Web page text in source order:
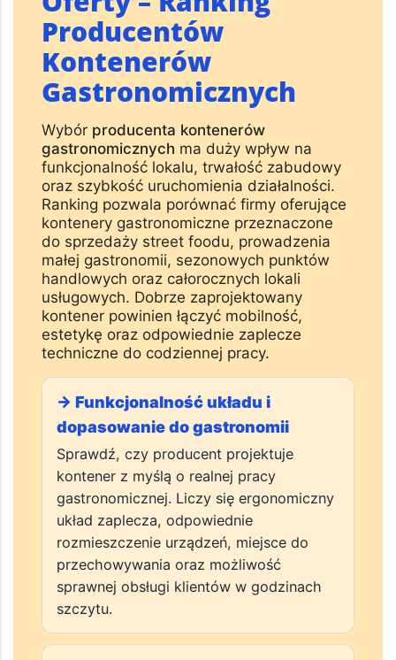
Producentów
Kontenerów
Gastronomicznych
Wybór producenta kontenerów
gastronomicznych ma duży wpływ na
funkcjonalność lokalu, trwałość zabudowy
oraz szybkość uruchomienia działalności.
Ranking pozwala porównać firmy oferujące
kontenery gastronomiczne przeznaczone
do sprzedaży street foodu, prowadzenia
małej gastronomii, sezonowych punktów
handlowych oraz całorocznych lokali
usługowych. Dobrze zaprojektowany
kontener powinien łączyć mobilność,
estetykę oraz odpowiednie zaplecze
techniczne do codziennej pracy.
→ Funkcjonalność układu i
dopasowanie do gastronomii
Sprawdź, czy producent projektuje
kontener z myślą o realnej pracy
gastronomicznej. Liczy się ergonomiczny
układ zaplecza, odpowiednie
rozmieszczenie urządzeń, miejsce do
przechowywania oraz możliwość
sprawnej obsługi klientów w godzinach
szczytu.